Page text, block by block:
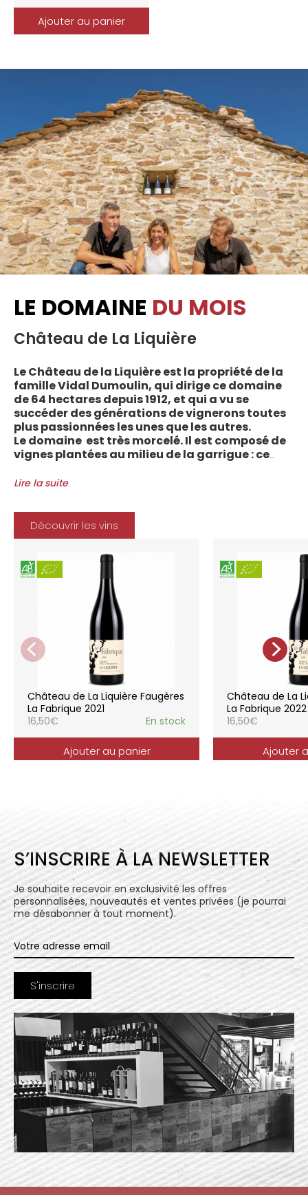
Ajouter au panier
LE DOMAINE DU MOIS
Château de La Liquière
Le Château de la Liquière est la propriété de la
famille Vidal Dumoulin, qui dirige ce domaine
de 64 hectares depuis 1912, et qui a vu se
succéder des générations de vignerons toutes
plus passionnées les unes que les autres.
Le domaine est très morcelé. Il est composé de
vignes plantées au milieu de la garrigue : ce
entre les villages d’Autignac, Caussiniojouls,
l’Appellation. La grande majorité des parcelles,
sur sols de schistes, font face au sud, à la
Méditerranée.
Le vignoble du Château de la Liquière est
agriculture biologique depuis 2008 et 2012
marque le premier millésime certifié du
domaine. Les soins apportés y sont conformes :
pratiques respectueuses de l’environnement et
de la vigne, vendanges manuelles, vinifications
soignées et strictement suivies.
La gamme des vins du Château de la
Liquière est adaptée à chaque style de
consommation, à chaque moment de la vie,
elle reflète parfaitement la pureté de
l’expression du terroir.
Lire la suite
Découvrir les vins
Château de La Liquière Faugères
La Fabrique 2021
16,50€ En stock
Ajouter au panier
Château de La
La Fabrique 2022
16,50€
Ajouter
S’INSCRIRE À LA NEWSLETTER
Je souhaite recevoir en exclusivité les offres
personnalisées, nouveautés et ventes privées (je pourrai
me désabonner à tout moment).